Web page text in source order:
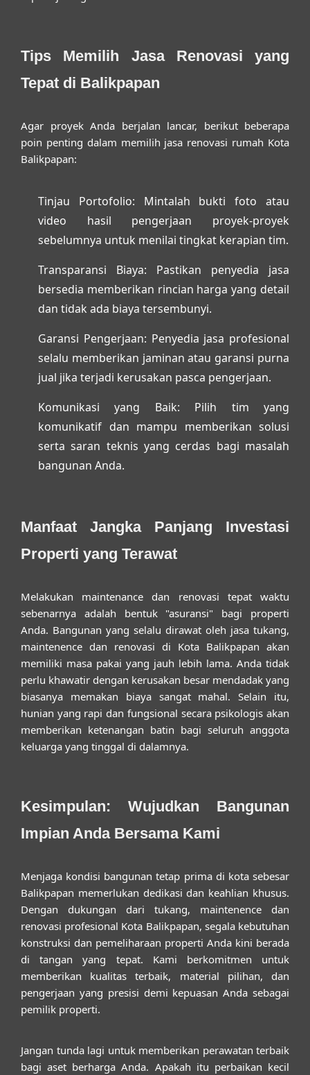
Tips Memilih Jasa Renovasi yang
Tepat di Balikpapan
Agar proyek Anda berjalan lancar, berikut beberapa
poin penting dalam memilih jasa renovasi rumah Kota
Balikpapan:
Tinjau Portofolio: Mintalah bukti foto atau
video hasil pengerjaan proyek-proyek
sebelumnya untuk menilai tingkat kerapian tim.
Transparansi Biaya: Pastikan penyedia jasa
bersedia memberikan rincian harga yang detail
dan tidak ada biaya tersembunyi.
Garansi Pengerjaan: Penyedia jasa profesional
selalu memberikan jaminan atau garansi purna
jual jika terjadi kerusakan pasca pengerjaan.
Komunikasi yang Baik: Pilih tim yang
komunikatif dan mampu memberikan solusi
serta saran teknis yang cerdas bagi masalah
bangunan Anda.
Manfaat Jangka Panjang Investasi
Properti yang Terawat
Melakukan maintenance dan renovasi tepat waktu
sebenarnya adalah bentuk "asuransi" bagi properti
Anda. Bangunan yang selalu dirawat oleh jasa tukang,
maintenence dan renovasi di Kota Balikpapan akan
memiliki masa pakai yang jauh lebih lama. Anda tidak
perlu khawatir dengan kerusakan besar mendadak yang
biasanya memakan biaya sangat mahal. Selain itu,
hunian yang rapi dan fungsional secara psikologis akan
memberikan ketenangan batin bagi seluruh anggota
keluarga yang tinggal di dalamnya.
Kesimpulan: Wujudkan Bangunan
Impian Anda Bersama Kami
Menjaga kondisi bangunan tetap prima di kota sebesar
Balikpapan memerlukan dedikasi dan keahlian khusus.
Dengan dukungan dari tukang, maintenence dan
renovasi profesional Kota Balikpapan, segala kebutuhan
konstruksi dan pemeliharaan properti Anda kini berada
di tangan yang tepat. Kami berkomitmen untuk
memberikan kualitas terbaik, material pilihan, dan
pengerjaan yang presisi demi kepuasan Anda sebagai
pemilik properti.
Jangan tunda lagi untuk memberikan perawatan terbaik
bagi aset berharga Anda. Apakah itu perbaikan kecil